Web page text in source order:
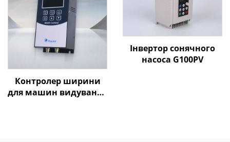
Контролер ширини
для машин видування
Інвертор сонячного
насоса G100PV